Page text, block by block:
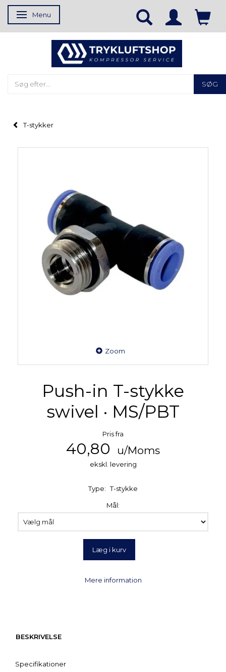
Skifte navigation
Menu
SØG
T-stykker
Zoom
Push-in T-stykke
swivel · MS/PBT
Pris fra
40,80 u/Moms
ekskl. levering
Type: T-stykke
Mål:
Læg i kurv
Mere information
BESKRIVELSE
Specifikationer